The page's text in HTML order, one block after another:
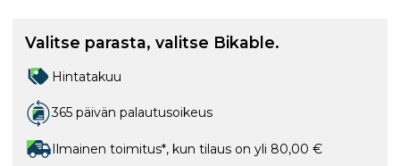
Valitse parasta, valitse Bikable.
Hintatakuu
365 päivän palautusoikeus
Ilmainen toimitus*, kun tilaus on yli 80,00 €